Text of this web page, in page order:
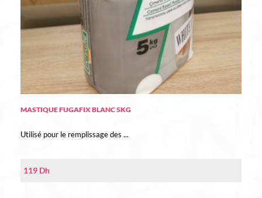
MASTIQUE FUGAFIX BLANC 5KG
Utilisé pour le remplissage des ...
119 Dh